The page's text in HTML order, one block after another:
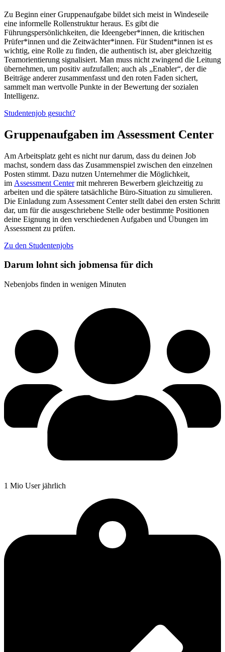
Zu Beginn einer Gruppenaufgabe bildet sich meist in Windeseile
eine informelle Rollenstruktur heraus. Es gibt die
Führungspersönlichkeiten, die Ideengeber*innen, die kritischen
Prüfer*innen und die Zeitwächter*innen. Für Student*innen ist es
wichtig, eine Rolle zu finden, die authentisch ist, aber gleichzeitig
Teamorientierung signalisiert. Man muss nicht zwingend die Leitung
übernehmen, um positiv aufzufallen; auch als „Enabler“, der die
Beiträge anderer zusammenfasst und den roten Faden sichert,
sammelt man wertvolle Punkte in der Bewertung der sozialen
Intelligenz.
Studentenjob gesucht?
Gruppenaufgaben im Assessment Center
Am Arbeitsplatz geht es nicht nur darum, dass du deinen Job
machst, sondern dass das Zusammenspiel zwischen den einzelnen
Posten stimmt. Dazu nutzen Unternehmer die Möglichkeit,
im Assessment Centermit mehreren Bewerbern gleichzeitig zu
arbeiten und die spätere tatsächliche Büro-Situation zu simulieren.
Die Einladung zum Assessment Center stellt dabei den ersten Schritt
dar, um für die ausgeschriebene Stelle oder bestimmte Positionen
deine Eignung in den verschiedenen Aufgaben und Übungen im
Assessment zu prüfen.
Zu den Studentenjobs
Darum lohnt sich jobmensa für dich
Nebenjobs finden in wenigen Minuten
1 Mio User jährlich